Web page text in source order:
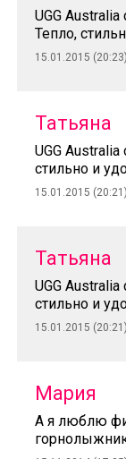
UGG
Тепло,
15.01.2015 (20:23)
Татьяна
UGG
стильно и
15.01.2015 (20:21)
Татьяна
UGG
стильно и
15.01.2015 (20:21)
Мария
А я люблю